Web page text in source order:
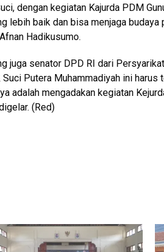
dengan kegiatan Kajurda PDM
lebih baik dan bisa menjaga
Hadikusumo.
juga senator DPD RI dari
Putera Muhammadiyah ini harus
adalah mengadakan kegiatan
(Red)